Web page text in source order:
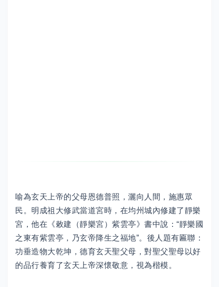
喻為玄天上帝的父母恩德普照，灑向人間，施惠眾
民。明成祖大修武當道宮時，在均州城內修建了靜樂
宮，他在《敕建（靜樂宮）紫雲亭》書中說：“靜樂國
之東有紫雲亭，乃玄帝降生之福地”。後人題有匾聯：
功垂造物大乾坤，德育玄天聖父母，對聖父聖母以好
的品行養育了玄天上帝深懷敬意，視為楷模。